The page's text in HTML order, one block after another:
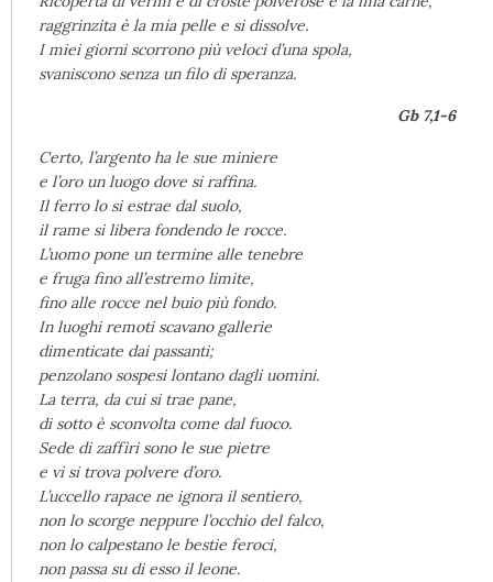
raggrinzita è la mia pelle e si dissolve.
I miei giorni scorrono più veloci d’una spola,
svaniscono senza un filo di speranza.
Gb 7,1-6
Certo, l’argento ha le sue miniere
e l’oro un luogo dove si raffina.
Il ferro lo si estrae dal suolo,
il rame si libera fondendo le rocce.
L’uomo pone un termine alle tenebre
e fruga fino all’estremo limite,
fino alle rocce nel buio più fondo.
In luoghi remoti scavano gallerie
dimenticate dai passanti;
penzolano sospesi lontano dagli uomini.
La terra, da cui si trae pane,
di sotto è sconvolta come dal fuoco.
Sede di zaffìri sono le sue pietre
e vi si trova polvere d’oro.
L’uccello rapace ne ignora il sentiero,
non lo scorge neppure l’occhio del falco,
non lo calpestano le bestie feroci,
non passa su di esso il leone.